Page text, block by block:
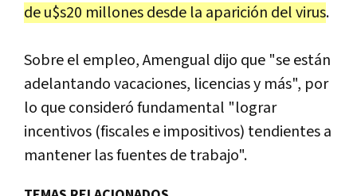
de u$s20 millones desde la aparición del virus.
Sobre el empleo, Amengual dijo que "se están
adelantando vacaciones, licencias y más", por
lo que consideró fundamental "lograr
incentivos (fiscales e impositivos) tendientes a
mantener las fuentes de trabajo".